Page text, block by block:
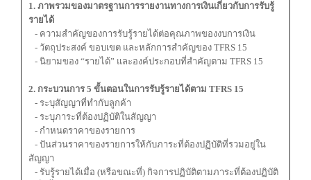
1. ภาพรวมของมาตรฐานการรายงานทางการเงินเกี่ยวกับการรับรู้
รายได้
- ความสำคัญของการรับรู้รายได้ต่อคุณภาพของงบการเงิน
- วัตถุประสงค์ ขอบเขต และหลักการสำคัญของ TFRS 15
- นิยามของ “รายได้” และองค์ประกอบที่สำคัญตาม TFRS 15
2. กระบวนการ 5 ขั้นตอนในการรับรู้รายได้ตาม TFRS 15
- ระบุสัญญาที่ทำกับลูกค้า
- ระบุภาระที่ต้องปฏิบัติในสัญญา
- กำหนดราคาของรายการ
- ปันส่วนราคาของรายการให้กับภาระที่ต้องปฏิบัติที่รวมอยู่ใน
สัญญา
- รับรู้รายได้เมื่อ (หรือขณะที่) กิจการปฏิบัติตามภาระที่ต้องปฏิบัติ